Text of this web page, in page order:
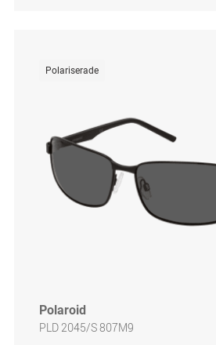
Polariserade
Polaroid
PLD 2045/S 807M9